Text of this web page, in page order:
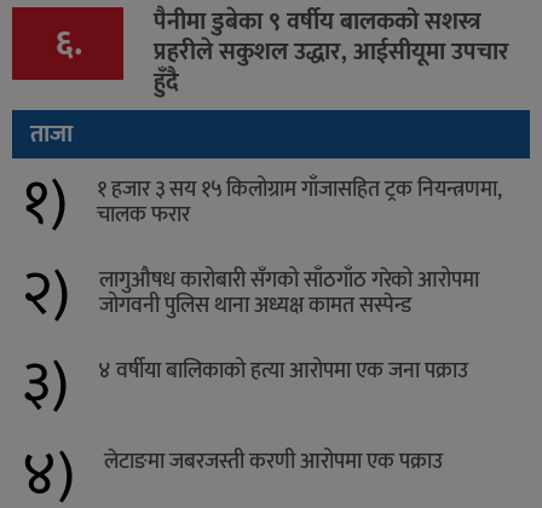
६. पैनीमा डुबेका ९ वर्षीय बालकको सशस्त्र
प्रहरीले सकुशल उद्धार, आईसीयूमा उपचार
हुँदै
ताजा
१) १ हजार ३ सय १५ किलोग्राम गाँजासहित ट्रक नियन्त्रणमा,
चालक फरार
२) लागुऔषध कारोबारी सँगको साँठगाँठ गरेको आरोपमा
जोगवनी पुलिस थाना अध्यक्ष कामत सस्पेन्ड
३) ४ वर्षीया बालिकाको हत्या आरोपमा एक जना पक्राउ
४) लेटाङमा जबरजस्ती करणी आरोपमा एक पक्राउ